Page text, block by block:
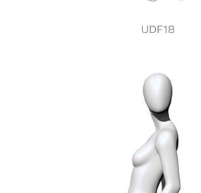
UDF18